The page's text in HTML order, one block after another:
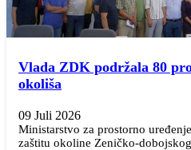
Vlada ZDK podržala 80
okoliša
09 Juli 2026
Ministarstvo za prostorno
zaštitu okoline Zeničko-